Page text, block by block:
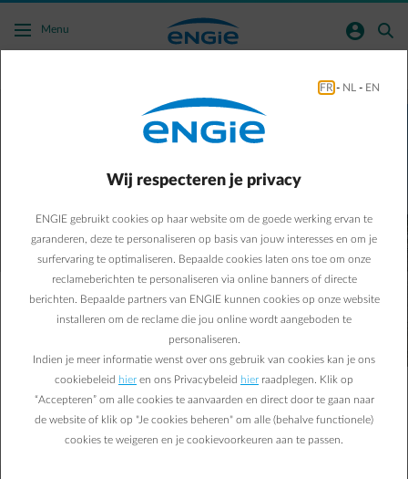
Ga naar de hoofdinhoud
Menu normal-account-circle search
hernieuwbare energie
ENGIE is de grootste producent van hernieuwbare
energie in België. We ontwikkelen innovatieve en
duurzame oplossingen om het energiecomfort van onze
klanten te verbeteren, in alle veiligheid en tegen de best
mogelijke voorwaarden. Wij helpen u de juiste
beslissingen te nemen op basis van uw behoeften.
FR - NL - EN
Wij respecteren je privacy
ENGIE gebruikt cookies op haar website om de goede werking ervan te
garanderen, deze te personaliseren op basis van jouw interesses en om je
surfervaring te optimaliseren. Bepaalde cookies laten ons toe om onze
reclameberichten te personaliseren via online banners of directe
berichten. Bepaalde partners van ENGIE kunnen cookies op onze website
installeren om de reclame die jou online wordt aangeboden te
personaliseren.
Indien je meer informatie wenst over ons gebruik van cookies kan je ons
cookiebeleid hier en ons Privacybeleid hier raadplegen. Klik op
“Accepteren” om alle cookies te aanvaarden en direct door te gaan naar
de website of klik op "Je cookies beheren" om alle (behalve functionele)
cookies te weigeren en je cookievoorkeuren aan te passen.